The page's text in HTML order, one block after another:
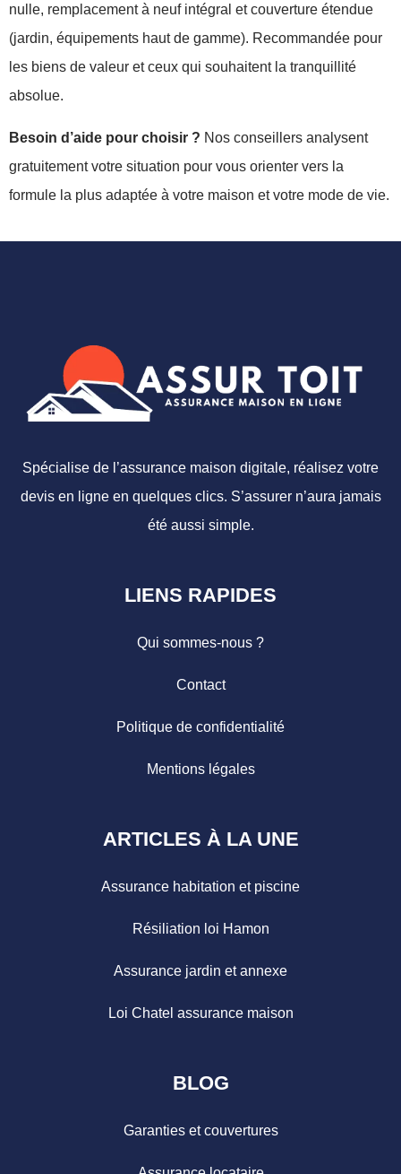
nulle, remplacement à neuf intégral et couverture étendue
(jardin, équipements haut de gamme). Recommandée pour
les biens de valeur et ceux qui souhaitent la tranquillité
absolue.
Besoin d’aide pour choisir ? Nos conseillers analysent
gratuitement votre situation pour vous orienter vers la
formule la plus adaptée à votre maison et votre mode de vie.
Spécialise de l’assurance maison digitale, réalisez votre
devis en ligne en quelques clics. S’assurer n’aura jamais
été aussi simple.
LIENS RAPIDES
Qui sommes-nous ?
Contact
Politique de confidentialité
Mentions légales
ARTICLES À LA UNE
Assurance habitation et piscine
Résiliation loi Hamon
Assurance jardin et annexe
Loi Chatel assurance maison
BLOG
Garanties et couvertures